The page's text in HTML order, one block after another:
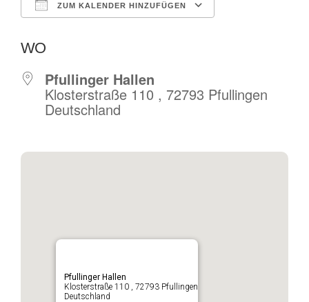
ZUM KALENDER HINZUFÜGEN
WO
Pfullinger Hallen
Klosterstraße 110 , 72793 Pfullingen
Deutschland
Pfullinger Hallen
Klosterstraße 110 , 72793 Pfullingen
Deutschland